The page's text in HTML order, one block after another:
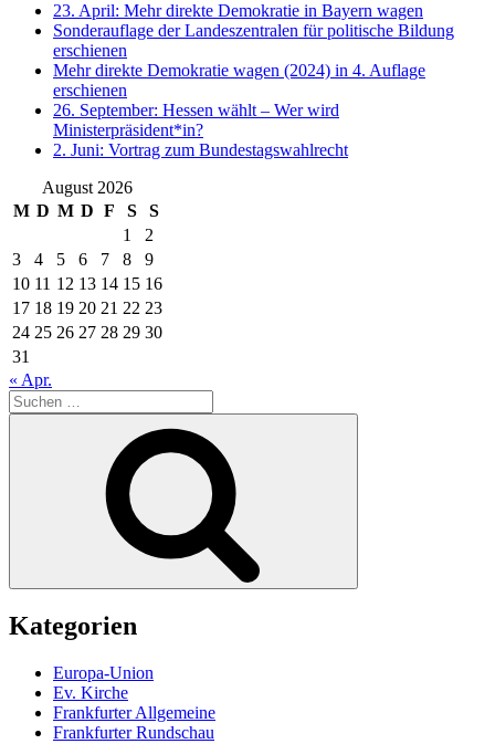
23. April: Mehr direkte Demokratie in Bayern wagen
Sonderauflage der Landeszentralen für politische Bildung
erschienen
Mehr direkte Demokratie wagen (2024) in 4. Auflage
erschienen
26. September: Hessen wählt – Wer wird
Ministerpräsident*in?
2. Juni: Vortrag zum Bundestagswahlrecht
August 2026
M D M D F S
S
1
2
3
4 5 6 7 8
9
10 11 12 13 14 15 16
17 18 19 20 21 22 23
24 25 26 27 28 29 30
31
« Apr.
Suche
nach:
Kategorien
Europa-Union
Ev. Kirche
Frankfurter Allgemeine
Frankfurter Rundschau